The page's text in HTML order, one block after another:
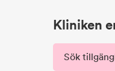
Kliniken
Sök